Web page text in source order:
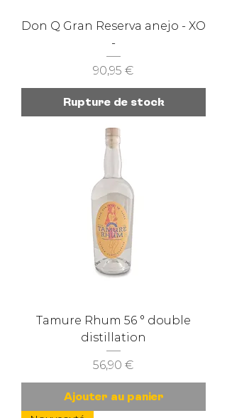
Don Q Gran Reserva anejo - XO
-
Prix
90,95 €
Rupture de stock
Tamure Rhum 56 ° double
distillation
Prix
56,90 €
Ajouter au panier